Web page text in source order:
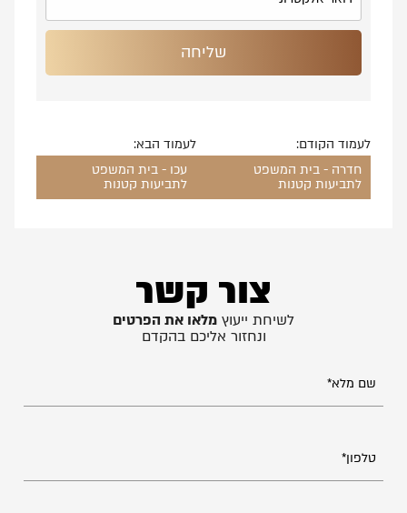
לעמוד הקודם:
חדרה - בית המשפט
לתביעות קטנות
לעמוד הבא:
עכו - בית המשפט
לתביעות קטנות
צור קשר
לשיחת ייעוץ מלאו את הפרטים
ונחזור אליכם בהקדם